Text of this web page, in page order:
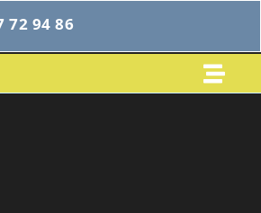
72 94 86